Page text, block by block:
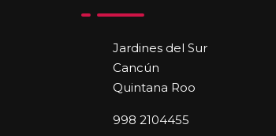
Jardines del Sur
Cancún
Quintana Roo
998 2104455